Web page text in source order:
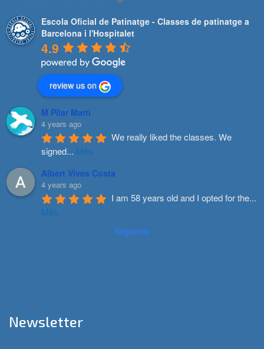
Escola Oficial de Patinatge - Classes de patinatge a
Barcelona i l'Hospitalet
4.9
review us on
M Pilar Marti
4 years ago
We really liked the classes. We
signed... Més
Albert Vives Costa
4 years ago
I am 58 years old and I opted for the...
Més
Següents
Newsletter